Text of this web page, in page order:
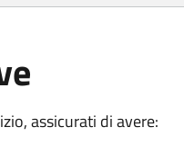
assicurati di avere: